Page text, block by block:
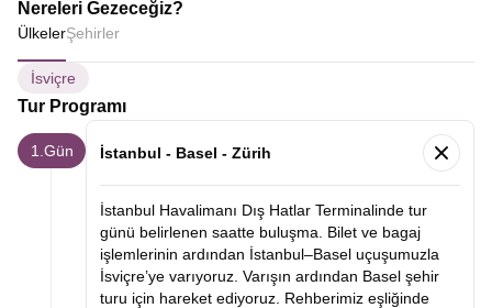
Nereleri Gezeceğiz?
ÜlkelerŞehirler
İsviçre
Tur Programı
1.Gün İstanbul - Basel - Zürih
İstanbul Havalimanı Dış Hatlar Terminalinde tur
günü belirlenen saatte buluşma. Bilet ve bagaj
işlemlerinin ardından İstanbul–Basel uçuşumuzla
İsviçre’ye varıyoruz. Varışın ardından Basel şehir
turu için hareket ediyoruz. Rehberimiz eşliğinde